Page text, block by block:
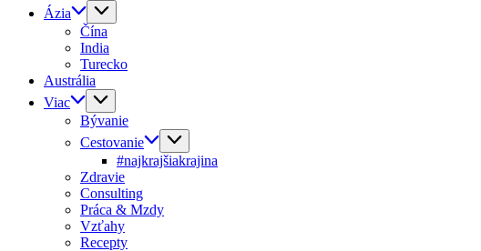
Ázia
Čína
India
Turecko
Austrália
Viac
Bývanie
Cestovanie
#najkrajšiakrajina
Zdravie
Consulting
Práca & Mzdy
Vzťahy
Recepty